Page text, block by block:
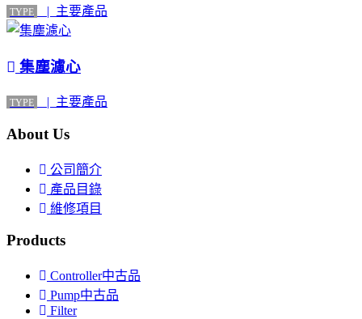
TYPE | 主要產品
集塵濾心
TYPE | 主要產品
About Us
公司簡介
產品目錄
維修項目
Products
Controller中古品
Pump中古品
Filter